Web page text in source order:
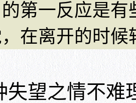
第一反应是
在离开的时候
之情不难